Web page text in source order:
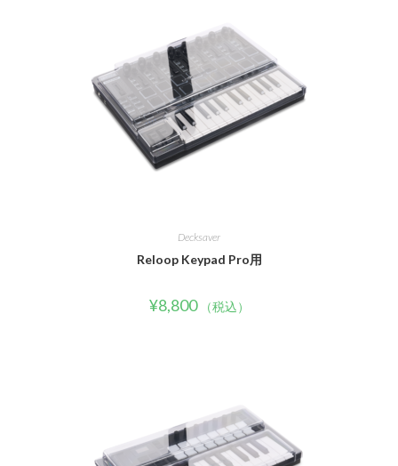
Decksaver
Reloop Keypad Pro用
¥8,800 （税込）